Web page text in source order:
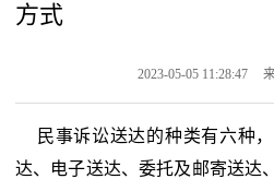
方式
2023-05-05 11:28:47
民事诉讼送达的种类有六种
达、电子送达、委托及邮寄送达